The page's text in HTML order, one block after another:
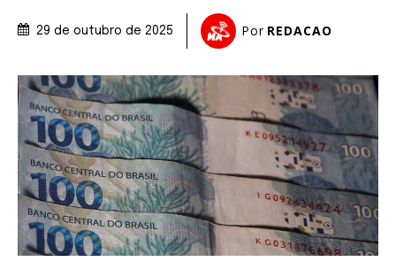
29 de outubro de 2025 Por REDACAO